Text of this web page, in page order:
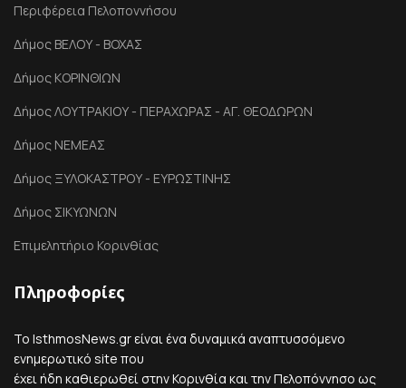
Περιφέρεια Πελοποννήσου
Δήμος ΒΕΛΟΥ - ΒΟΧΑΣ
Δήμος ΚΟΡΙΝΘΙΩΝ
Δήμος ΛΟΥΤΡΑΚΙΟΥ - ΠΕΡΑΧΩΡΑΣ - ΑΓ. ΘΕΟΔΩΡΩΝ
Δήμος ΝΕΜΕΑΣ
Δήμος ΞΥΛΟΚΑΣΤΡΟΥ - ΕΥΡΩΣΤΙΝΗΣ
Δήμος ΣΙΚΥΩΝΩΝ
Επιμελητήριο Κορινθίας
Πληροφορίες
Το IsthmosNews.gr είναι ένα δυναμικά αναπτυσσόμενο
ενημερωτικό site που
έχει ήδη καθιερωθεί στην Κορινθία και την Πελοπόννησο ως